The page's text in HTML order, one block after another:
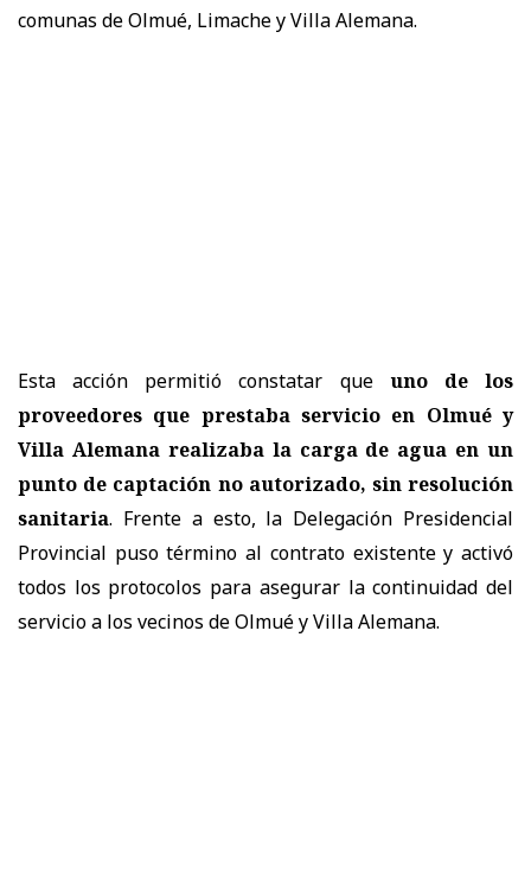
comunas de Olmué, Limache y Villa Alemana.
Esta acción permitió constatar que
uno de los
proveedores que prestaba servicio en Olmué y
Villa Alemana realizaba la carga de agua en un
punto de captación no autorizado, sin resolución
sanitaria. Frente a esto, la Delegación Presidencial
Provincial puso término al contrato existente y activó
todos los protocolos para asegurar la continuidad del
servicio a los vecinos de Olmué y Villa Alemana.